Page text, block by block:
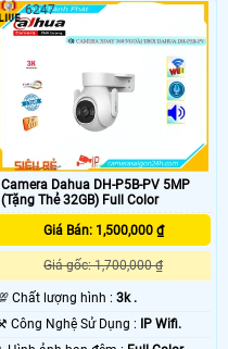
Camera Dahua DH-P5B-PV 5MP
(Tặng Thẻ 32GB) Full Color
Giá Bán: 1,500,000 ₫
Giá gốc: 1,700,000 ₫
💯 Chất lượng hình :3k .
⚒ Công Nghệ Sử Dụng : IP Wifi.
6247